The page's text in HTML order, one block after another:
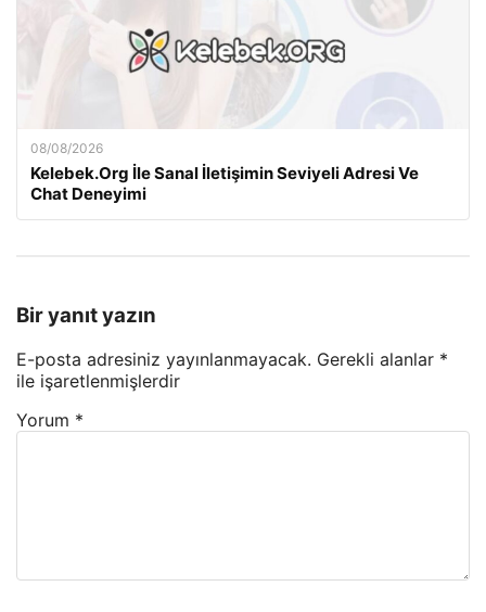
08/08/2026
Kelebek.Org İle Sanal İletişimin Seviyeli Adresi Ve
Chat Deneyimi
Bir yanıt yazın
E-posta adresiniz yayınlanmayacak. Gerekli alanlar *
ile işaretlenmişlerdir
Yorum *